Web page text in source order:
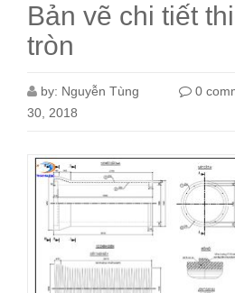
Bản vẽ chi tiết
tròn
by: Nguyễn Tùng 0
30, 2018